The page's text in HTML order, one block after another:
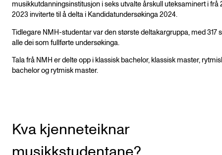
musikkutdanningsinstitusjon i seks utvalte årskull uteksaminert i frå
2023 inviterte til å delta i Kandidatundersøkinga 2024.
Tidlegare NMH-studentar var den største deltakargruppa, med 317
alle dei som fullførte undersøkinga.
Tala frå NMH er delte opp i klassisk bachelor, klassisk master,
bachelor og rytmisk master.
Kva kjenneteiknar
musikkstudentane?